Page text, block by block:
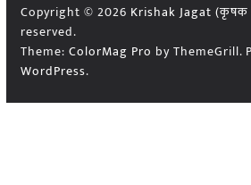
Copyright © 2026 Krishak Jagat
reserved.
Theme: ColorMag Pro by ThemeGrill.
WordPress.